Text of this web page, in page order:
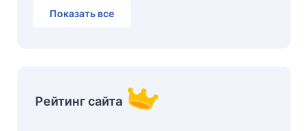
Показать все
Рейтинг сайта